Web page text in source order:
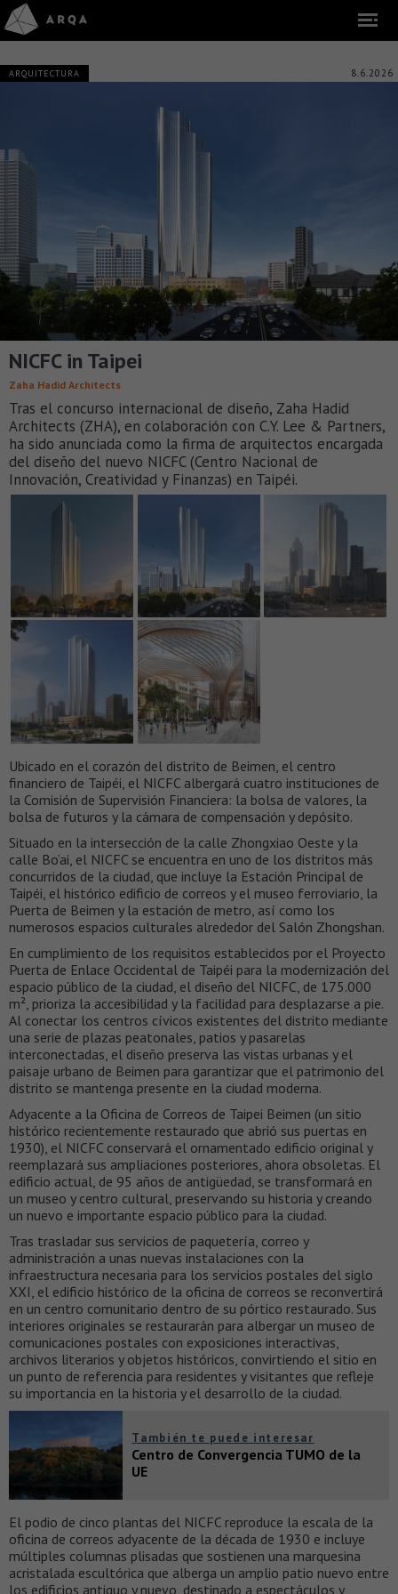
ARQUITECTURA 8.6.2026
NICFC in Taipei
Zaha Hadid Architects
Tras el concurso internacional de diseño, Zaha Hadid
Architects (ZHA), en colaboración con C.Y. Lee & Partners,
ha sido anunciada como la firma de arquitectos encargada
del diseño del nuevo NICFC (Centro Nacional de
Innovación, Creatividad y Finanzas) en Taipéi.
Ubicado en el corazón del distrito de Beimen, el centro
financiero de Taipéi, el NICFC albergará cuatro instituciones de
la Comisión de Supervisión Financiera: la bolsa de valores, la
bolsa de futuros y la cámara de compensación y depósito.
Situado en la intersección de la calle Zhongxiao Oeste y la
calle Bo’ai, el NICFC se encuentra en uno de los distritos más
concurridos de la ciudad, que incluye la Estación Principal de
Taipéi, el histórico edificio de correos y el museo ferroviario, la
Puerta de Beimen y la estación de metro, así como los
numerosos espacios culturales alrededor del Salón Zhongshan.
En cumplimiento de los requisitos establecidos por el Proyecto
Puerta de Enlace Occidental de Taipéi para la modernización del
espacio público de la ciudad, el diseño del NICFC, de 175.000
m², prioriza la accesibilidad y la facilidad para desplazarse a pie.
Al conectar los centros cívicos existentes del distrito mediante
una serie de plazas peatonales, patios y pasarelas
interconectadas, el diseño preserva las vistas urbanas y el
paisaje urbano de Beimen para garantizar que el patrimonio del
distrito se mantenga presente en la ciudad moderna.
Adyacente a la Oficina de Correos de Taipei Beimen (un sitio
histórico recientemente restaurado que abrió sus puertas en
1930), el NICFC conservará el ornamentado edificio original y
reemplazará sus ampliaciones posteriores, ahora obsoletas. El
edificio actual, de 95 años de antigüedad, se transformará en
un museo y centro cultural, preservando su historia y creando
un nuevo e importante espacio público para la ciudad.
Tras trasladar sus servicios de paquetería, correo y
administración a unas nuevas instalaciones con la
infraestructura necesaria para los servicios postales del siglo
XXI, el edificio histórico de la oficina de correos se reconvertirá
en un centro comunitario dentro de su pórtico restaurado. Sus
interiores originales se restaurarán para albergar un museo de
comunicaciones postales con exposiciones interactivas,
archivos literarios y objetos históricos, convirtiendo el sitio en
un punto de referencia para residentes y visitantes que refleje
su importancia en la historia y el desarrollo de la ciudad.
También te puede interesar
Centro de Convergencia TUMO de la
UE
El podio de cinco plantas del NICFC reproduce la escala de la
oficina de correos adyacente de la década de 1930 e incluye
múltiples columnas plisadas que sostienen una marquesina
acristalada escultórica que alberga un amplio patio nuevo entre
los edificios antiguo y nuevo, destinado a espectáculos y